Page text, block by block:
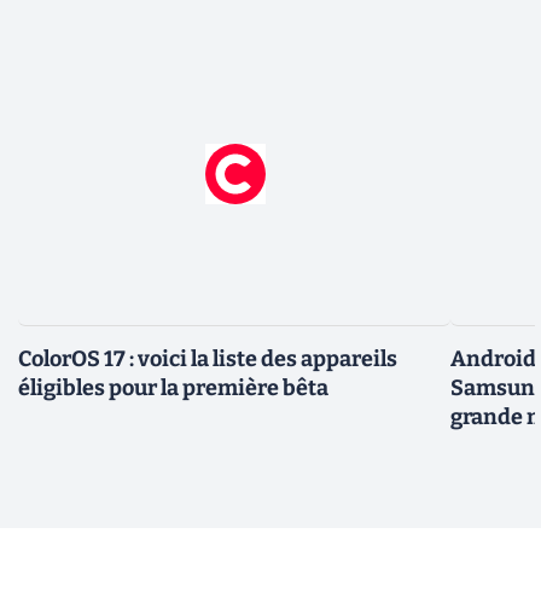
ColorOS 17 : voici la liste des appareils
éligibles pour la première bêta
Android
grande